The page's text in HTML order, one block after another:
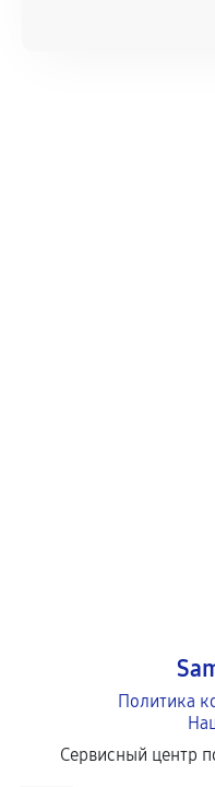
Политика
Сервисный центр